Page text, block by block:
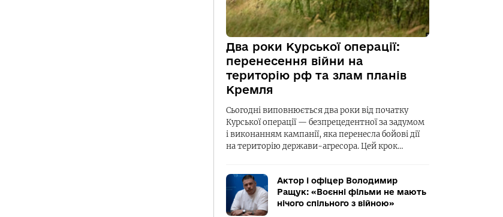
Два роки Курської операції:
перенесення війни на
територію рф та злам планів
Кремля
Сьогодні виповнюється два роки від початку
Курської операції — безпрецедентної за задумом
і виконанням кампанії, яка перенесла бойові дії
на територію держави-агресора. Цей крок…
Актор і офіцер Володимир
Ращук: «Воєнні фільми не мають
нічого спільного з війною»